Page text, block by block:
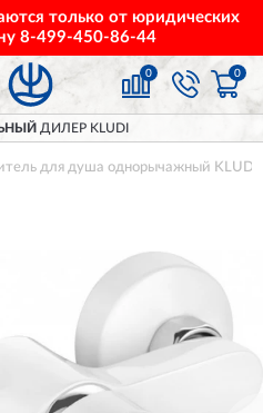
только от юридических
8-499-450-86-44
0 0
ДИЛЕР KLUDI
для душа однорычажный KLUDI